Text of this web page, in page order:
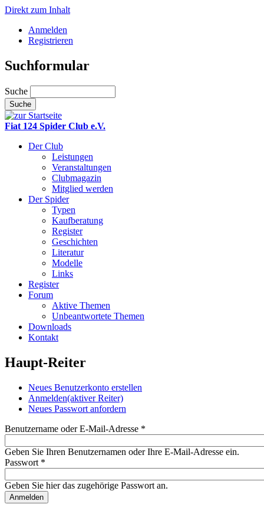
Direkt zum Inhalt
Anmelden
Registrieren
Suchformular
Suche
Fiat 124 Spider Club e.V.
Der Club
Leistungen
Veranstaltungen
Clubmagazin
Mitglied werden
Der Spider
Typen
Kaufberatung
Register
Geschichten
Literatur
Modelle
Links
Register
Forum
Aktive Themen
Unbeantwortete Themen
Downloads
Kontakt
Haupt-Reiter
Neues Benutzerkonto erstellen
Anmelden(aktiver Reiter)
Neues Passwort anfordern
Benutzername oder E-Mail-Adresse *
Geben Sie Ihren Benutzernamen oder Ihre E-Mail-Adresse ein.
Passwort *
Geben Sie hier das zugehörige Passwort an.